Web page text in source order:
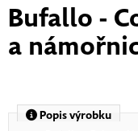
Bufallo -
a
Popis výrobku